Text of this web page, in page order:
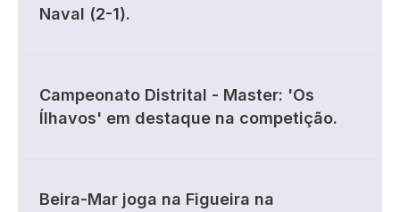
Naval (2-1).
Campeonato Distrital - Master: 'Os
Ílhavos' em destaque na competição.
Beira-Mar joga na Figueira na